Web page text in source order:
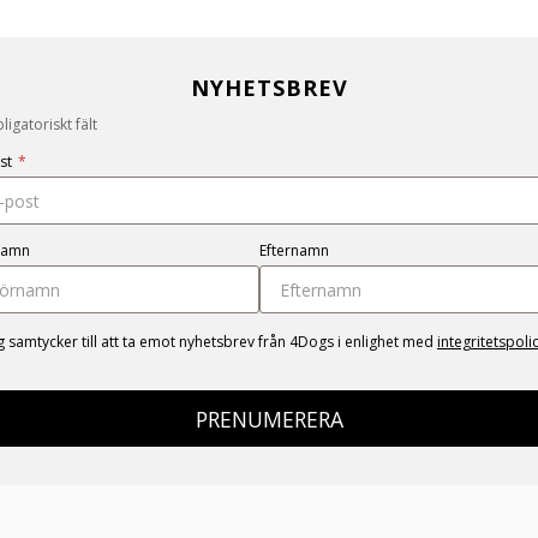
NYHETSBREV
fält
*
Efternamn
samtycker till att ta emot nyhetsbrev från 4Dogs i enlighet med
PRENUMERERA